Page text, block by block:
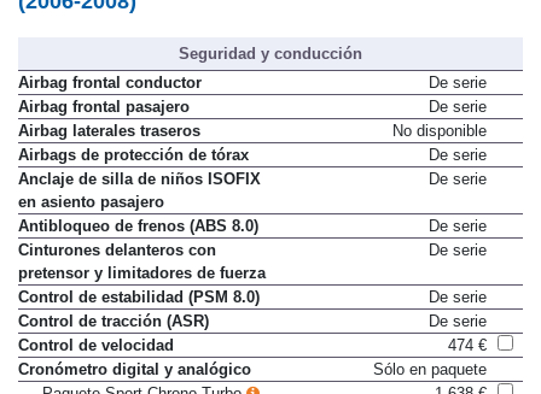
(2006-2008)
Seguridad y conducción
Airbag frontal conductor
De serie
Airbag frontal pasajero
De serie
Airbag laterales traseros
No disponible
Airbags de protección de tórax
De serie
Anclaje de silla de niños ISOFIX
en asiento pasajero
Antibloqueo de frenos (ABS 8.0)
De serie
Cinturones delanteros con
pretensor y limitadores de fuerza
Control de estabilidad (PSM 8.0)
De serie
Control de tracción (ASR)
De serie
Control de velocidad
474 €
Cronómetro digital y analógico
Sólo en paquete